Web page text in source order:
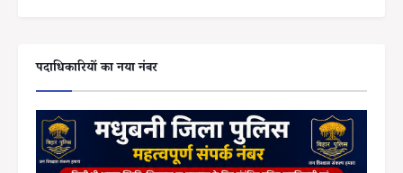
पदाधिकारियों का नया नंबर